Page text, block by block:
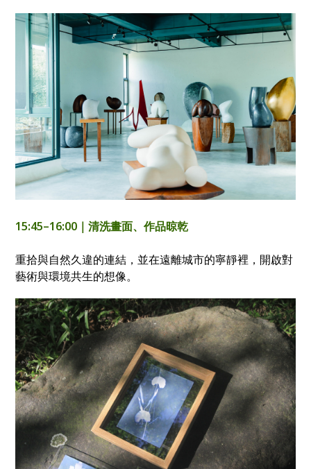
15:45–16:00｜清洗畫面、作品晾乾
重拾與自然久違的連結，並在遠離城市的寧靜裡，開啟對
藝術與環境共生的想像。